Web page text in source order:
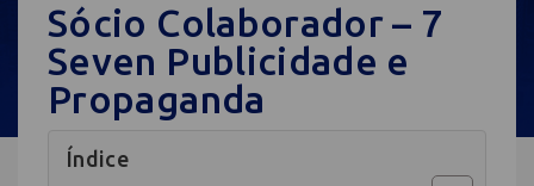
Sócio Colaborador – 7
Seven Publicidade e
Propaganda
Índice